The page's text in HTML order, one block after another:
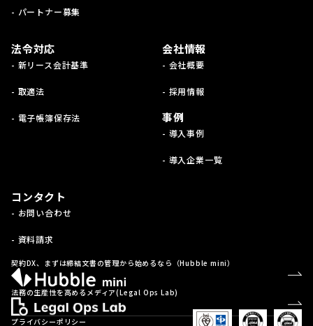
- パートナー募集
法令対応
- 新リース会計基準
- 取適法
- 電子帳簿保存法
会社情報
- 会社概要
- 採用情報
事例
- 導入事例
- 導入企業一覧
コンタクト
- お問い合わせ
- 資料請求
契約DX、まずは締結文書の管理から始めるなら（Hubble mini）
法務の生産性を高めるメディア(Legal Ops Lab)
プライバシーポリシー